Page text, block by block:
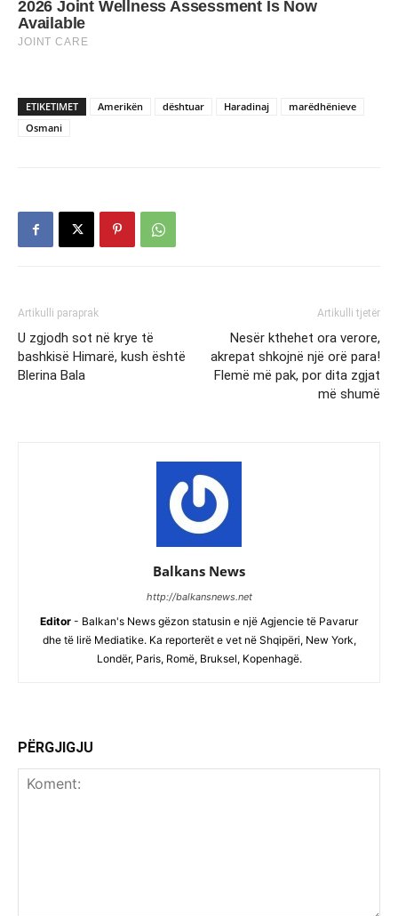
ETIKETIMET Amerikën dështuar Haradinaj
marëdhënieve
Osmani
Artikulli paraprak
U zgjodh sot në krye të
bashkisë Himarë, kush është
Blerina Bala
Artikulli tjetër
Nesër kthehet ora verore,
akrepat shkojnë një orë para!
Flemë më pak, por dita zgjat
më shumë
Balkans News
http://balkansnews.net
Editor - Balkan's News gëzon statusin e një Agjencie të Pavarur
dhe të lirë Mediatike. Ka reporterët e vet në Shqipëri, New York,
Londër, Paris, Romë, Bruksel, Kopenhagë.
PËRGJIGJU